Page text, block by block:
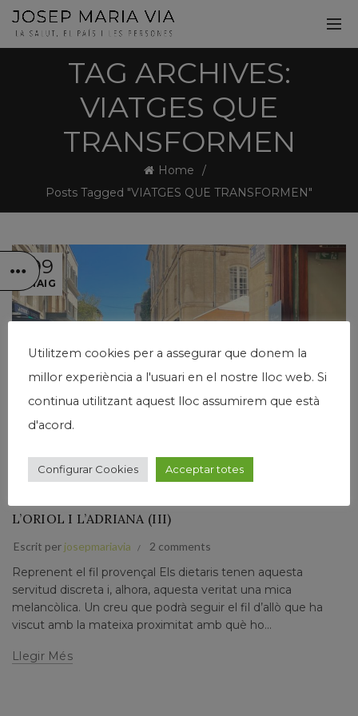
TAG ARCHIVES:
VIATGES QUE
TRANSFORMEN
Home
Posts Tagged "VIATGES QUE TRANSFORMEN"
09
MAIG
VIATGE CAP A LA LLUM DE LA PROVENÇA. DIETARI
L’ORIOL I L’ADRIANA (III)
Escrit per josepmariavia 2 comments
Reprenent el fil provençal Els dietaris tenen aquesta
servitud discreta i, alhora, aquesta veritat una mica
melancòlica. Un creu que podrà seguir el fil d’allò que ha
viscut amb la mateixa proximitat amb què ho...
Llegir Més
Utilitzem cookies per a assegurar que donem la
millor experiència a l'usuari en el nostre lloc web. Si
continua utilitzant aquest lloc assumirem que està
d'acord.
Configurar Cookies Acceptar totes